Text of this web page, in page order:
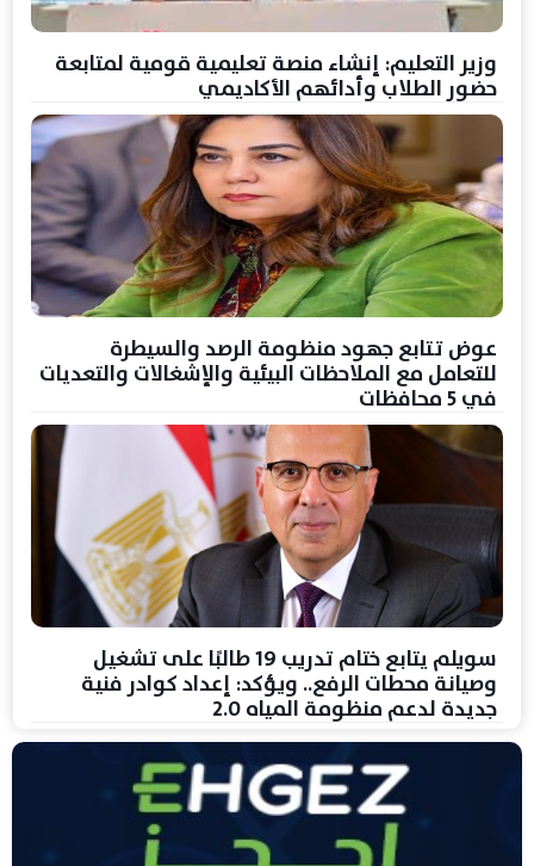
وزير التعليم: إنشاء منصة تعليمية قومية لمتابعة
حضور الطلاب وأدائهم الأكاديمي
عوض تتابع جهود منظومة الرصد والسيطرة
للتعامل مع الملاحظات البيئية والإشغالات والتعديات
في 5 محافظات
سويلم يتابع ختام تدريب 19 طالبًا على تشغيل
وصيانة محطات الرفع.. ويؤكد: إعداد كوادر فنية
جديدة لدعم منظومة المياه 2.0